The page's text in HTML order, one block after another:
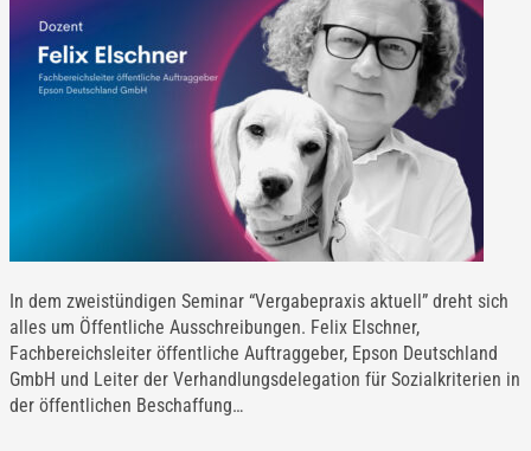
In dem zweistündigen Seminar “Vergabepraxis aktuell” dreht sich
alles um Öffentliche Ausschreibungen. Felix Elschner,
Fachbereichsleiter öffentliche Auftraggeber, Epson Deutschland
GmbH und Leiter der Verhandlungsdelegation für Sozialkriterien in
der öffentlichen Beschaffung…